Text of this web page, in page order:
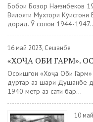
Бобои Бозор Нағзибеков
Вилояти Мухтори
дорад. Ӯ солҳои 1944-
16 май 2023, Сешанбе
«ХОҶА ОБИ ГАРМ».
Осоишгоҳи «Хоҷа Оби
дуртар аз шаҳри Душанбе
1940 метр аз сатҳи баҳр...
10